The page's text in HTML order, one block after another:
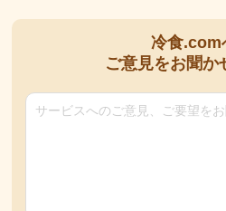
冷食.com
ご意見をお聞か